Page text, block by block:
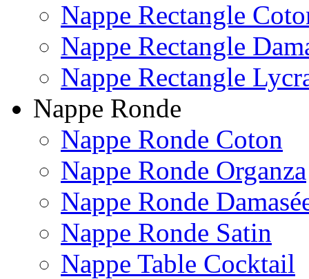
Nappe Rectangle
Nappe Rectangle
Nappe Rectangle
Nappe Ronde
Nappe Ronde Coton
Nappe Ronde Organza
Nappe Ronde
Nappe Ronde Satin
Nappe Table Cocktail